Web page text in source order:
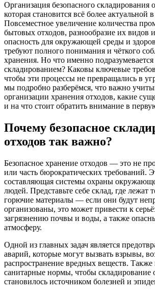
Организация безопасного складирования
которая становится всё более актуальной
Повсеместное увеличение количества
бытовых отходов, разнообразие их видов
опасность для окружающей среды и
требуют полного понимания и чёткого
хранения. Но что именно
складированием? Каковы ключевые
чтобы эти процессы не превращались в
мы подробно разберёмся, что важно
организации хранения отходов, какие
и на что стоит обратить внимание в
Почему безопасное
отходов так важно?
Безопасное хранение отходов — это не
или часть бюрократических требований.
составляющая системы охраны
людей. Представьте себе склад, где лежат
горючие материалы — если они будут
организованы, это может привести к
загрязнению почвы и воды, а также
атмосферу.
Одной из главных задач является
аварий, которые могут вызвать взрывы,
распространение вредных веществ.
санитарные нормы, чтобы складирование
становилось источником болезней и